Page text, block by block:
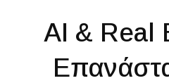
AI & Real